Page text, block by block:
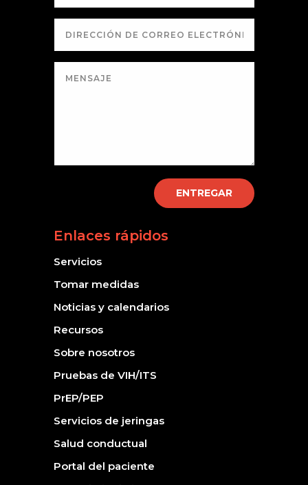
ENTREGAR
Enlaces rápidos
Servicios
Tomar medidas
Noticias y calendarios
Recursos
Sobre nosotros
Pruebas de VIH/ITS
PrEP/PEP
Servicios de jeringas
Salud conductual
Portal del paciente